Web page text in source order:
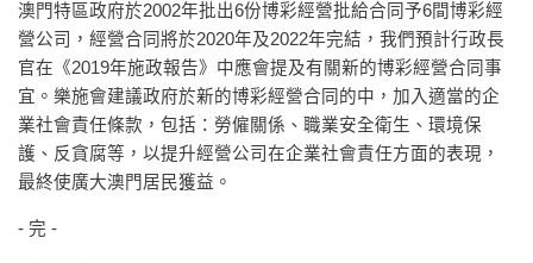
澳門特區政府於2002年批出6份博彩經營批給合同予6間博彩經
營公司，經營合同將於2020年及2022年完結，我們預計行政長
官在《2019年施政報告》中應會提及有關新的博彩經營合同事
宜。樂施會建議政府於新的博彩經營合同的中，加入適當的企
業社會責任條款，包括：勞僱關係、職業安全衛生、環境保
護、反貪腐等，以提升經營公司在企業社會責任方面的表現，
最終使廣大澳門居民獲益。
- 完 -